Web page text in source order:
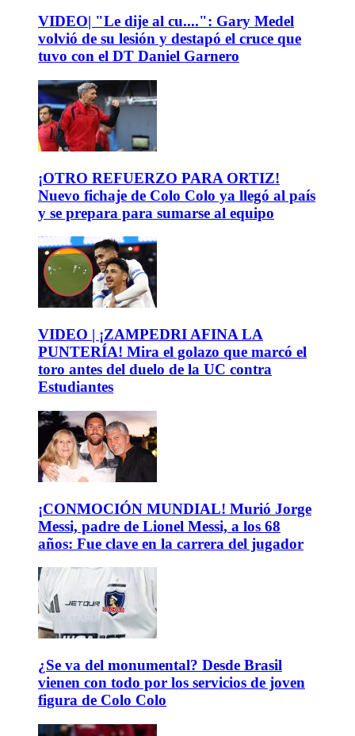
VIDEO| "Le dije al cu....": Gary Medel
volvió de su lesión y destapó el cruce que
tuvo con el DT Daniel Garnero
¡OTRO REFUERZO PARA ORTIZ!
Nuevo fichaje de Colo Colo ya llegó al país
y se prepara para sumarse al equipo
VIDEO | ¡ZAMPEDRI AFINA LA
PUNTERÍA! Mira el golazo que marcó el
toro antes del duelo de la UC contra
Estudiantes
¡CONMOCIÓN MUNDIAL! Murió Jorge
Messi, padre de Lionel Messi, a los 68
años: Fue clave en la carrera del jugador
¿Se va del monumental? Desde Brasil
vienen con todo por los servicios de joven
figura de Colo Colo